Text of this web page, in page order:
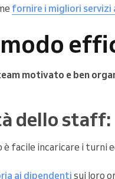
fornire i migliori servizi
motivato e ben
dello staff:
è facile incaricare i turni
ai dipendenti sui loro